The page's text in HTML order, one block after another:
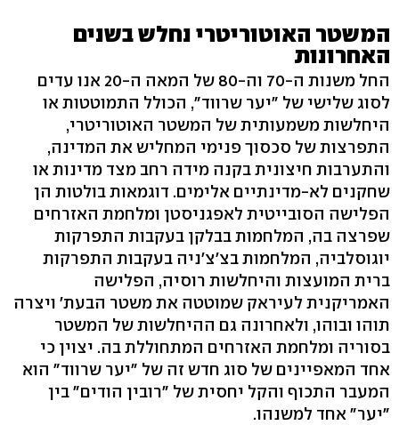
המשטר האוטוריטרי נחלש בשנים
האחרונות
החל משנות ה-70 וה-80 של המאה ה-20 אנו עדים
לסוג שלישי של "יער שרווד", הכולל התמוטטות או
היחלשות משמעותית של המשטר האוטוריטרי,
התפרצות של סכסוך פנימי המחליש את המדינה,
והתערבות חיצונית בקנה מידה רחב מצד מדינות או
שחקנים לא-מדינתיים אלימים. דוגמאות בולטות הן
הפלישה הסובייטית לאפגניסטן ומלחמת האזרחים
שפרצה בה, המלחמות בבלקן בעקבות התפרקות
יוגוסלביה, המלחמות בצ'צ'ניה בעקבות התפרקות
ברית המועצות והיחלשות רוסיה, הפלישה
האמריקנית לעיראק שמוטטה את משטר הבעת' ויצרה
תוהו ובוהו, ולאחרונה גם ההיחלשות של המשטר
בסוריה ומלחמת האזרחים המתחוללת בה. יצוין כי
אחד המאפיינים של סוג חדש זה של "יער שרווד" הוא
המעבר התכוף והקל יחסית של "רובין הודים" בין
"יער" אחד למשנהו.